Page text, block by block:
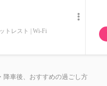
トレスト
Wi-Fi
降車後、おすすめの過ごし方